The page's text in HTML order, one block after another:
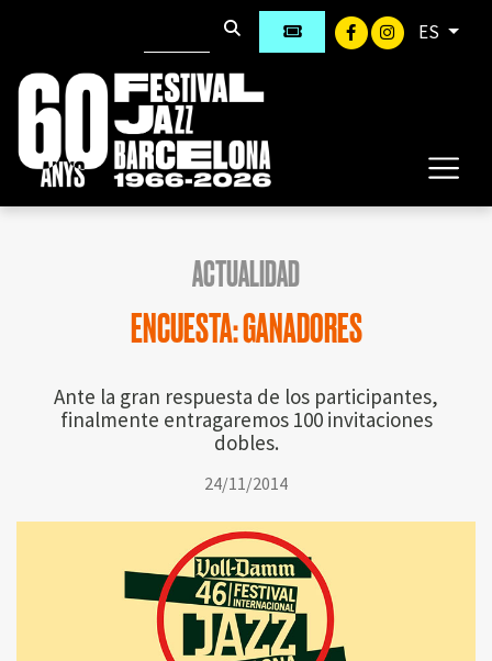
ES
ACTUALIDAD
ENCUESTA: GANADORES
Ante la gran respuesta de los participantes,
finalmente entragaremos 100 invitaciones
dobles.
24/11/2014